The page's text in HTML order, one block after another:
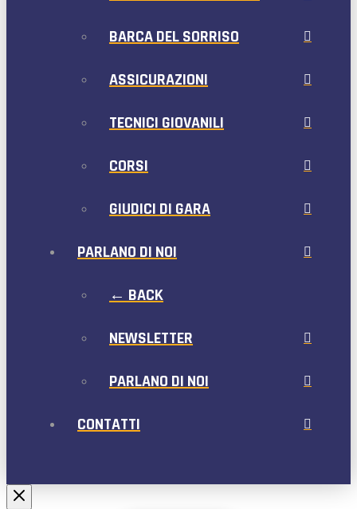
BARCA DEL SORRISO
ASSICURAZIONI
TECNICI GIOVANILI
CORSI
GIUDICI DI GARA
PARLANO DI NOI
← BACK
NEWSLETTER
PARLANO DI NOI
CONTATTI